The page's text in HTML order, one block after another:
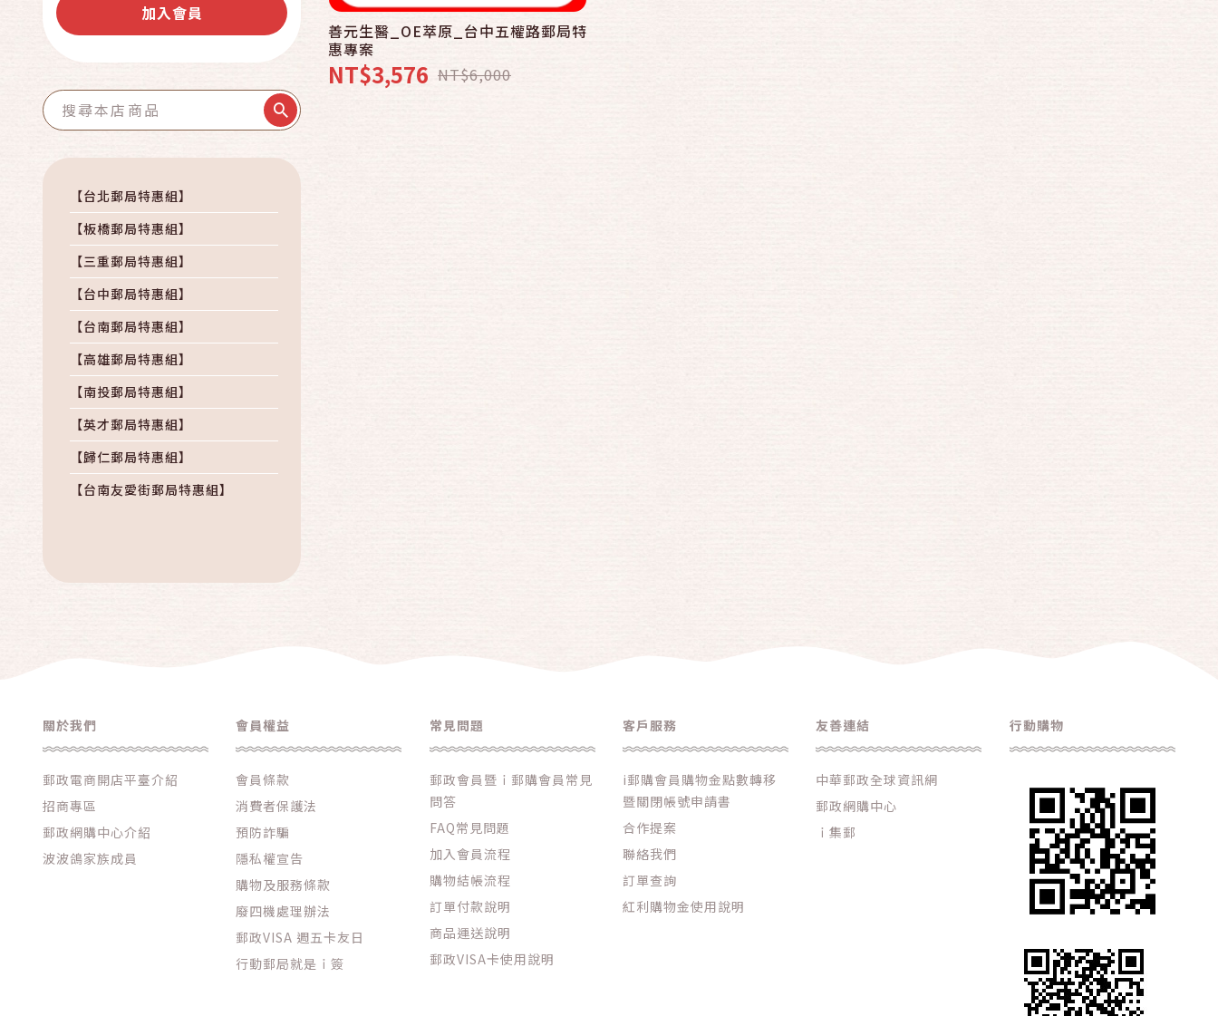
加入會員
【台北郵局特惠組】
【板橋郵局特惠組】
【三重郵局特惠組】
【台中郵局特惠組】
【台南郵局特惠組】
【高雄郵局特惠組】
【南投郵局特惠組】
【英才郵局特惠組】
【歸仁郵局特惠組】
【台南友愛街郵局特惠組】
保健食品
洗沐用品
【楠西郵局特惠組】
【新市郵局特惠組】
【新化郵局特惠組】
善元生醫_OE萃原_台中五權路郵局特
惠專案
NT$3,576 NT$6,000
關於我們
郵政電商開店平臺介紹
招商專區
郵政網購中心介紹
波波鴿家族成員
會員權益
會員條款
消費者保護法
預防詐騙
隱私權宣告
購物及服務條款
廢四機處理辦法
郵政VISA 週五卡友日
行動郵局就是ｉ簽
常見問題
郵政會員暨ｉ郵購會員常見
問答
FAQ常見問題
加入會員流程
購物結帳流程
訂單付款說明
商品運送說明
郵政VISA卡使用說明
客戶服務
i郵購會員購物金點數轉移
暨關閉帳號申請書
合作提案
聯絡我們
訂單查詢
紅利購物金使用說明
友善連結
中華郵政全球資訊網
郵政網購中心
ｉ集郵
行動購物